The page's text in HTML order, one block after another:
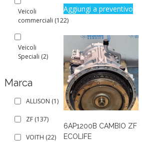
Aggiungi a preventivo
6AP1200B CAMBIO ZF
ECOLIFE
Veicoli
commerciali (122)
Veicoli
Speciali (2)
Marca
ALLISON (1)
ZF (137)
VOITH (22)